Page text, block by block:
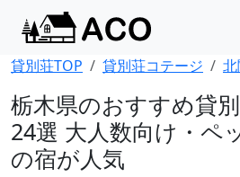
貸別荘TOP 貸別荘コテージ
栃木県のおすすめ貸
24選 大人数向け・ペ
の宿が人気